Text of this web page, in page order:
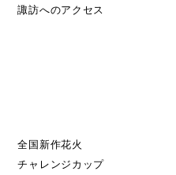
諏訪へのアクセス
全国新作花火
チャレンジカップ